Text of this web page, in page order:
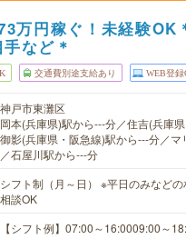
万円稼ぐ！未経験OK
など＊
交通費別途支給あり WEB登録
神戸市東灘区
岡本(兵庫県)駅から---分／住吉(兵庫
御影(兵庫県・阪急線)駅から---分／
／石屋川駅から---分
シフト制（月～日） ※平日のみなど
相談OK
【シフト例】07:00～16:0009:00～